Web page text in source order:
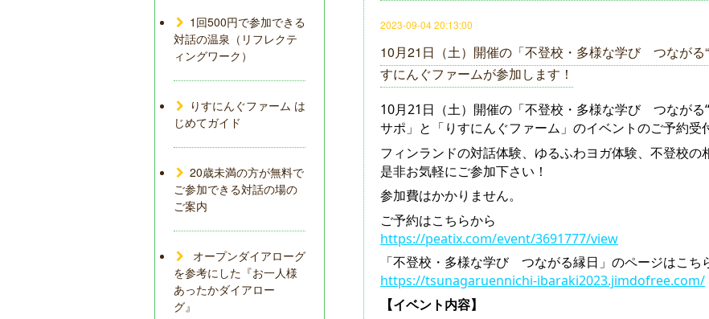
2023-09-04 20:13:00
10月21日（土）開催の「不登校・多様な学び つながる
すにんぐファームが参加します！
10月21日（土）開催の「不登校・多様な学び つながる
サポ」と「りすにんぐファーム」のイベントのご予約受
フィンランドの対話体験、ゆるふわヨガ体験、不登校の
是非お気軽にご参加下さい！
参加費はかかりません。
ご予約はこちらから
https://peatix.com/event/3691777/view
「不登校・多様な学び つながる縁日」のページはこち
https://tsunagaruennichi-ibaraki2023.jimdofree.com/
【イベント内容】
1回500円で参加できる
対話の温泉（リフレクテ
ィングワーク）
りすにんぐファーム は
じめてガイド
20歳未満の方が無料で
ご参加できる対話の場の
ご案内
オープンダイアローグ
を参考にした『お一人様
あったかダイアロー
グ』